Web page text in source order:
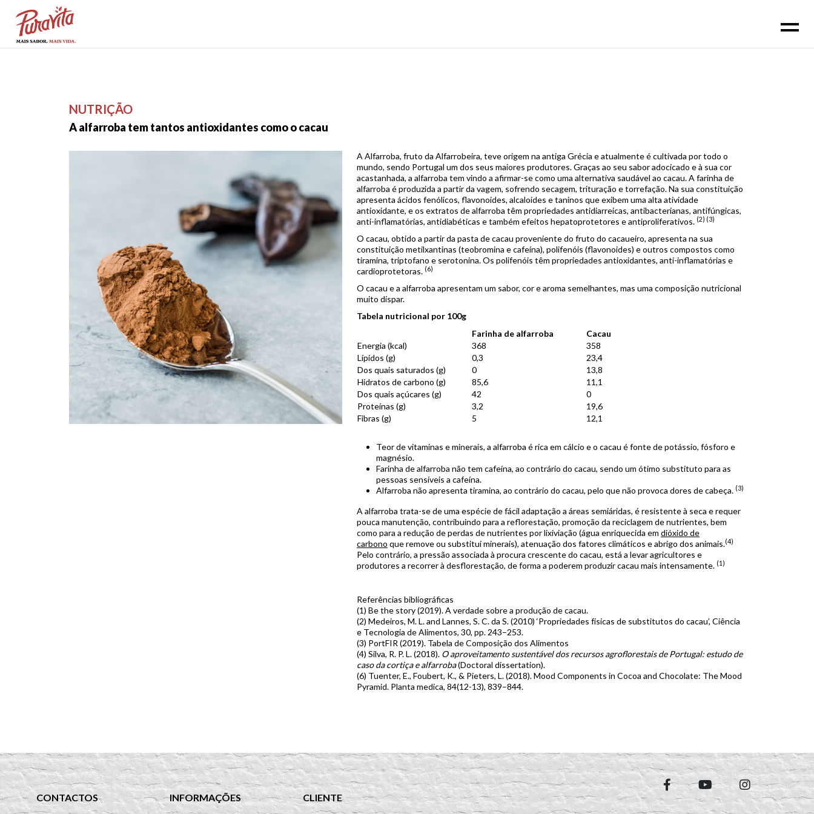
NUTRIÇÃO
A alfarroba tem tantos antioxidantes como o cacau
A Alfarroba, fruto da Alfarrobeira, teve origem na antiga Grécia e atualmente é cultivada por todo o
mundo, sendo Portugal um dos seus maiores produtores. Graças ao seu sabor adocicado e à sua cor
acastanhada, a alfarroba tem vindo a afirmar-se como uma alternativa saudável ao cacau. A farinha de
alfarroba é produzida a partir da vagem, sofrendo secagem, trituração e torrefação. Na sua constituição
apresenta ácidos fenólicos, flavonoides, alcaloides e taninos que exibem uma alta atividade
antioxidante, e os extratos de alfarroba têm propriedades antidiarreicas, antibacterianas, antifúngicas,
anti-inflamatórias, antidiabéticas e também efeitos hepatoprotetores e antiproliferativos. (2) (3)
O cacau, obtido a partir da pasta de cacau proveniente do fruto do cacaueiro, apresenta na sua
constituição metilxantinas (teobromina e cafeína), polifenóis (flavonoides) e outros compostos como
tiramina, triptofano e serotonina. Os polifenóis têm propriedades antioxidantes, anti-inflamatórias e
cardioprotetoras. (6)
O cacau e a alfarroba apresentam um sabor, cor e aroma semelhantes, mas uma composição nutricional
muito díspar.
Tabela nutricional por 100g
Farinha de alfarroba
Cacau
Energia (kcal)
368
358
Lípidos (g)
0,3
23,4
Dos quais saturados (g)
0
13,8
Hidratos de carbono (g)
85,6
11,1
Dos quais açúcares (g)
42
0
Proteínas (g)
3,2
19,6
Fibras (g)
5 12,1
Teor de vitaminas e minerais, a alfarroba é rica em cálcio e o cacau é fonte de potássio, fósforo e
magnésio.
Farinha de alfarroba não tem cafeína, ao contrário do cacau, sendo um ótimo substituto para as
pessoas sensíveis a cafeína.
Alfarroba não apresenta tiramina, ao contrário do cacau, pelo que não provoca dores de cabeça. (3)
A alfarroba trata-se de uma espécie de fácil adaptação a áreas semiáridas, é resistente à seca e requer
pouca manutenção, contribuindo para a reflorestação, promoção da reciclagem de nutrientes, bem
como para a redução de perdas de nutrientes por lixiviação (água enriquecida em dióxido de
carbono que remove ou substitui minerais), atenuação dos fatores climáticos e abrigo dos animais.(4)
Pelo contrário, a pressão associada à procura crescente do cacau, está a levar agricultores e
produtores a recorrer à desflorestação, de forma a poderem produzir cacau mais intensamente. (1)
Referências bibliográficas
(1) Be the story (2019). A verdade sobre a produção de cacau.
(2) Medeiros, M. L. and Lannes, S. C. da S. (2010) ‘Propriedades físicas de substitutos do cacau’, Ciência
e Tecnologia de Alimentos, 30, pp. 243–253.
(3) PortFIR (2019). Tabela de Composição dos Alimentos
(4) Silva, R. P. L. (2018). O aproveitamento sustentável dos recursos agroflorestais de Portugal: estudo de
caso da cortiça e alfarroba(Doctoral dissertation).
(6) Tuenter, E., Foubert, K., & Pieters, L. (2018). Mood Components in Cocoa and Chocolate: The Mood
Pyramid. Planta medica, 84(12-13), 839–844.
CONTACTOS INFORMAÇÕES CLIENTE